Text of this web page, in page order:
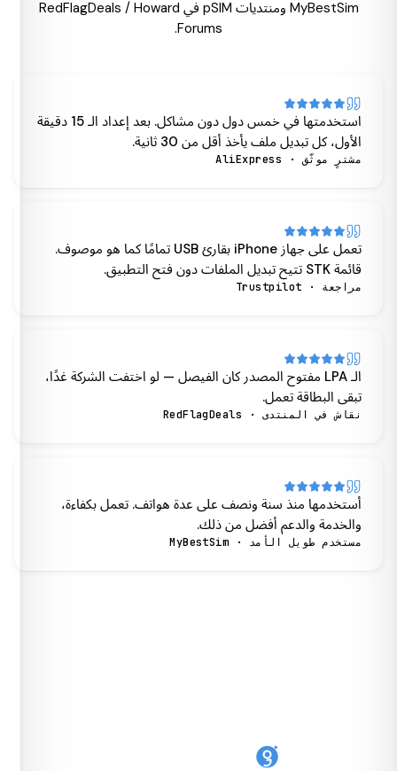
MyBestSim ومنتديات pSIM في RedFlagDeals / Howard
Forums.
استخدمتها في خمس دول دون مشاكل. بعد إعداد الـ 15 دقيقة
الأول، كل تبديل ملف يأخذ أقل من 30 ثانية.
مشترٍ موثّق · AliExpress
تعمل على جهاز iPhone بقارئ USB تمامًا كما هو موصوف.
قائمة STK تتيح تبديل الملفات دون فتح التطبيق.
مراجعة · Trustpilot
الـ LPA مفتوح المصدر كان الفيصل — لو اختفت الشركة غدًا،
تبقى البطاقة تعمل.
نقاش في المنتدى · RedFlagDeals
أستخدمها منذ سنة ونصف على عدة هواتف. تعمل بكفاءة،
والخدمة والدعم أفضل من ذلك.
مستخدم طويل الأمد · MyBestSim